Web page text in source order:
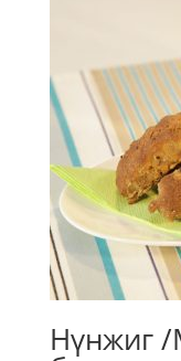
Нүнжиг /